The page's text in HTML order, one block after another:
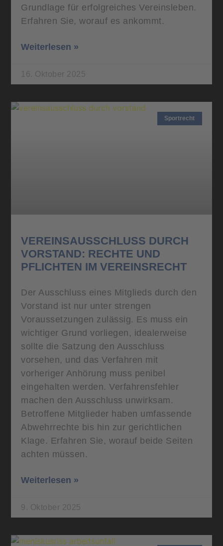
Grundlage für erfolgreiches Vereinsleben.
Erfahren Sie, worauf es ankommt.
Weiterlesen »
16. Oktober 2025
Sportrecht
VEREINSAUSSCHLUSS DURCH
VORSTAND: RECHTE UND
PFLICHTEN IM VEREINSRECHT
Der Ausschluss eines Mitglieds durch den
Vorstand ist nur unter strengen
Voraussetzungen zulässig. Es muss ein
wichtiger Grund vorliegen, idealerweise
sollte die Satzung den Ausschluss
vorsehen, und das Verfahren mit
vorheriger Anhörung muss penibel
eingehalten werden. Verfahrensfehler
machen den Ausschluss unwirksam.
Betroffene Mitglieder haben umfassende
Abwehrrechte bis hin zur gerichtlichen
Klage. Erfahren Sie, worauf beide Seiten
achten müssen.
Weiterlesen »
9. Oktober 2025